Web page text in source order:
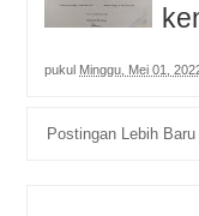
denga...
pukul Minggu, Mei 01,
Postingan Lebih Baru